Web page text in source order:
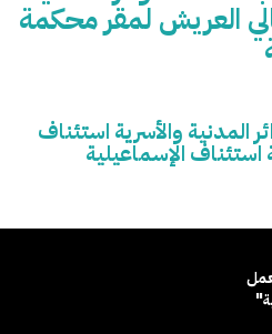
العريش لمقر محكمة
المدنية والأسرية استئناف
الإسماعيلية